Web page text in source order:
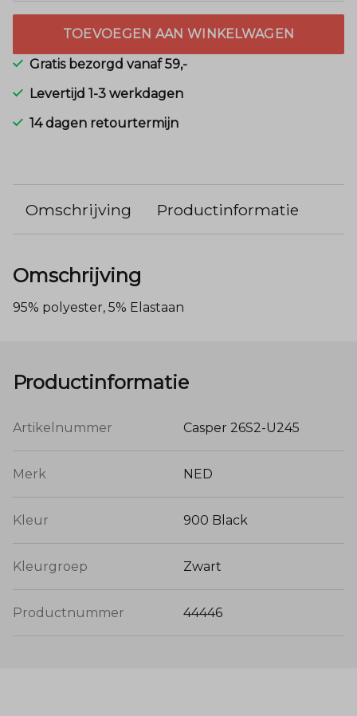
TOEVOEGEN AAN WINKELWAGEN
Gratis bezorgd vanaf 59,-
Levertijd 1-3 werkdagen
14 dagen retourtermijn
Omschrijving Productinformatie
Omschrijving
95% polyester, 5% Elastaan
Productinformatie
Artikelnummer Casper 26S2-U245
Merk NED
Kleur 900 Black
Kleurgroep Zwart
Productnummer 44446